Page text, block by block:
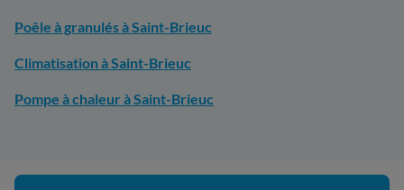
Poêle à granulés à Saint-Brieuc
Climatisation à Saint-Brieuc
Pompe à chaleur à Saint-Brieuc